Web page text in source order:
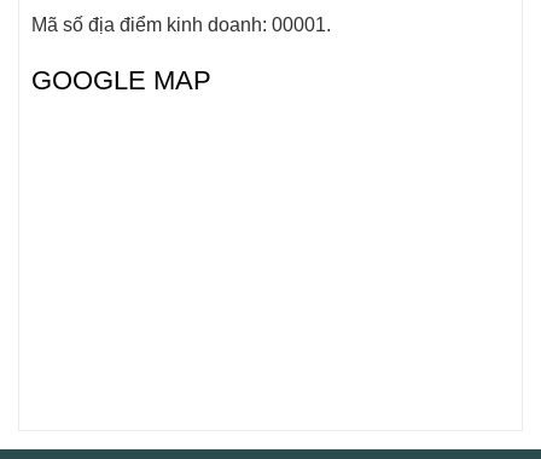
Mã số địa điểm kinh doanh: 00001.
GOOGLE MAP